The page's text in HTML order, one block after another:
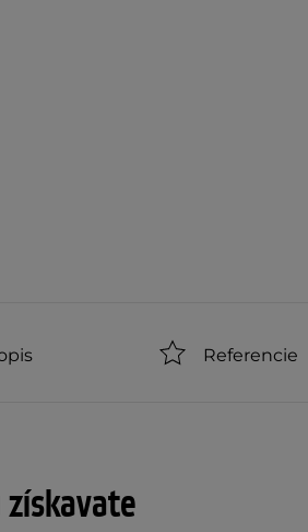
Referencie
získavate